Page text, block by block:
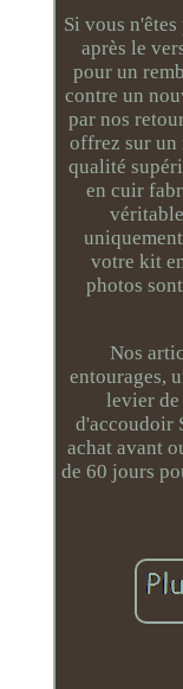
Si vous
après le
pour un
contre un
par nos
offrez sur un
qualité
en cuir
votre kit
photos
Nos
entourages,
levier de
d'accoudoir
achat avant
de 60 jours